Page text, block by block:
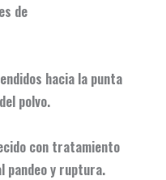
de
hacia la punta
polvo.
con tratamiento
pandeo y ruptura.